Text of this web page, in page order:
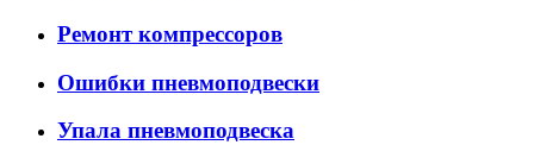
Ремонт компрессоров
Ошибки пневмоподвески
Упала пневмоподвеска